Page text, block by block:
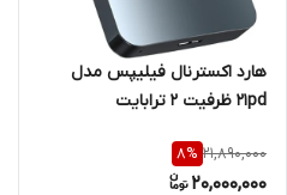
هارد اکسترنال فیلیپس مدل
21pd ظرفیت 2 ترابایت
21,890,000
8%
20,000,000